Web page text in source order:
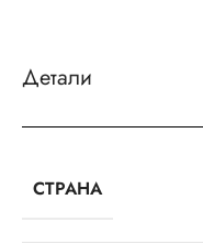
Детали
СТРАНА